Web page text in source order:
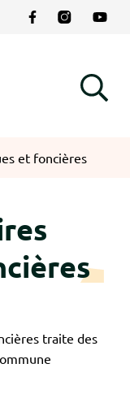
Lien vers le
Lien vers le
Lien
Comte-Robert
RECHERCHE
et foncières
traite des